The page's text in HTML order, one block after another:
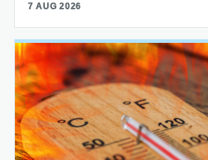
7 AUG 2026